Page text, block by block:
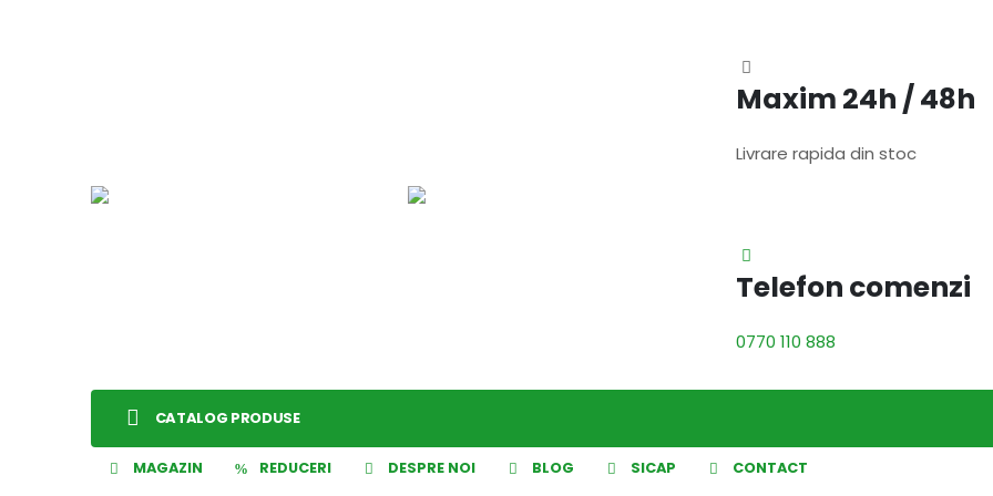
Maxim 24h / 48h
Livrare rapida din stoc
Telefon comenzi
0770 110 888
CATALOG PRODUSE
MAGAZIN REDUCERI DESPRE NOI BLOG SICAP CONTACT